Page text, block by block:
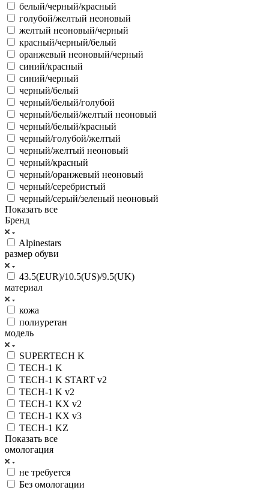
белый/черный/красный
голубой/желтый неоновый
желтый неоновый/черный
красный/черный/белый
оранжевый неоновый/черный
синий/красный
синий/черный
черный/белый
черный/белый/голубой
черный/белый/желтый неоновый
черный/белый/красный
черный/голубой/желтый
черный/желтый неоновый
черный/красный
черный/оранжевый неоновый
черный/серебристый
черный/серый/зеленый неоновый
Показать все
Бренд
Alpinestars
размер обуви
43.5(EUR)/10.5(US)/9.5(UK)
материал
кожа
полиуретан
модель
SUPERTECH K
TECH-1 K
TECH-1 K START v2
TECH-1 K v2
TECH-1 KX v2
TECH-1 KX v3
TECH-1 KZ
Показать все
омологация
не требуется
Без омологации